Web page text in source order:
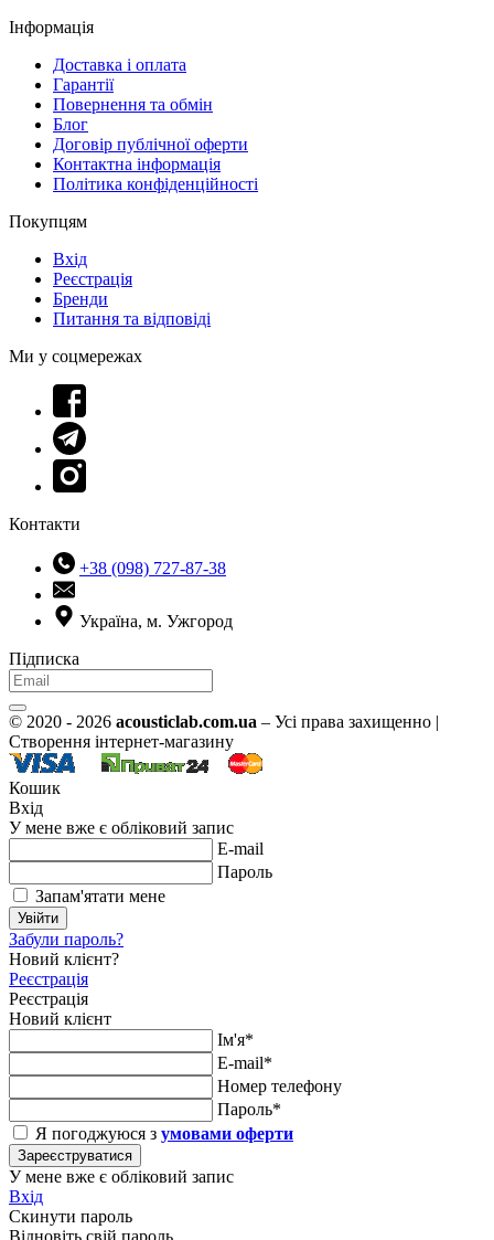
Інформація
Доставка і оплата
Гарантії
Повернення та обмін
Блог
Договір публічної оферти
Контактна інформація
Політика конфіденційності
Покупцям
Вхід
Реєстрація
Бренди
Питання та відповіді
Ми у соцмережах
Контакти
+38 (098) 727-87-38
Україна, м. Ужгород
Підписка
© 2020 - 2026 acousticlab.com.ua – Усі права захищенно |
Створення інтернет-магазину
Кошик
Вхід
У мене вже є обліковий запис
E-mail
Пароль
Запам'ятати мене
Увійти
Забули пароль?
Новий клієнт?
Реєстрація
Реєстрація
Новий клієнт
Ім'я*
E-mail*
Номер телефону
Пароль*
Я погоджуюся з умовами оферти
Зареєструватися
У мене вже є обліковий запис
Вхід
Скинути пароль
Відновіть свій пароль